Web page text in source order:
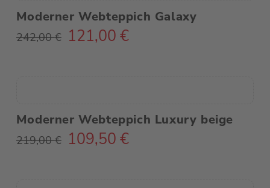
Moderner Webteppich Galaxy
242,00€ Ursprünglicher
Preis
121,00 €Aktueller
Preis
Moderner Webteppich Luxury beige
219,00€ Ursprünglicher
Preis
109,50 €Aktueller
Preis